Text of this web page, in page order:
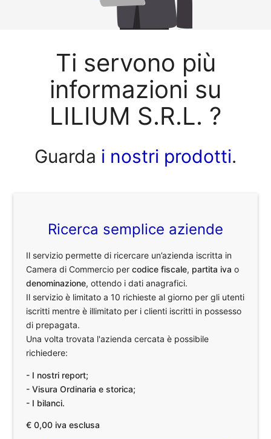
Ti servono più
informazioni su
LILIUM S.R.L. ?
Guarda i nostri prodotti.
Ricerca semplice aziende
Il servizio permette di ricercare un’azienda iscritta in
Camera di Commercio percodice fiscale, partita iva o
denominazione, ottendo i dati anagrafici.
Il servizio è limitato a 10 richieste al giorno per gli utenti
iscritti mentre è illimitato per i clienti iscritti in possesso
di prepagata.
Una volta trovata l'azienda cercata è possibile
richiedere:
- I nostri report;
- Visura Ordinaria e storica;
- I bilanci.
€ 0,00 iva esclusa